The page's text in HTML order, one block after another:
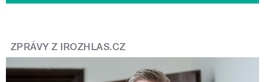
ZPRÁVY Z IROZHLAS.CZ